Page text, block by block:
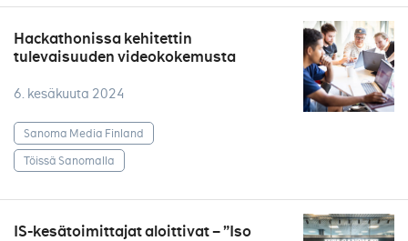
Hackathonissa kehitettin
tulevaisuuden videokokemusta
6. kesäkuuta 2024
Sanoma Media Finland
Töissä Sanomalla
IS-kesätoimittajat aloittivat – ”Iso